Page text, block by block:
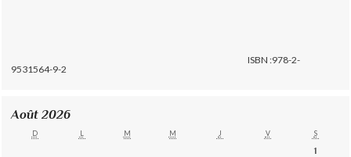
ISBN :978-2-
9531564-9-2
Août 2026
D L M M J V S
1